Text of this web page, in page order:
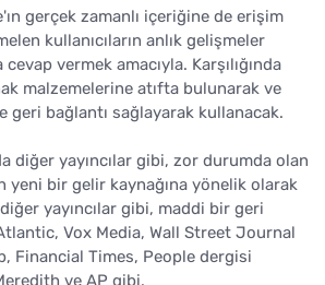
gerçek zamanlı içeriğine de erişim
kullanıcıların anlık gelişmeler
vermek amacıyla. Karşılığında
malzemelerine atıfta bulunarak ve
geri bağlantı sağlayarak kullanacak.
diğer yayıncılar gibi, zor durumda olan
yeni bir gelir kaynağına yönelik olarak
yayıncılar gibi, maddi bir geri
Vox Media, Wall Street Journal
Financial Times, People dergisi
ve AP gibi.